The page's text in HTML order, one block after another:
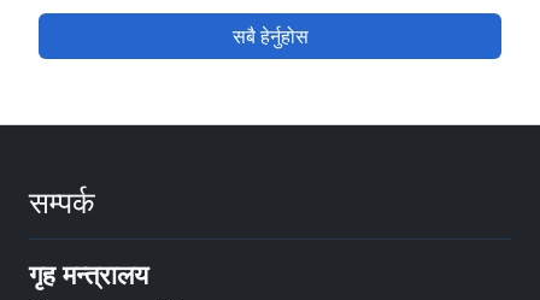
सबै हेर्नुहोस
सम्पर्क
गृह मन्त्रालय